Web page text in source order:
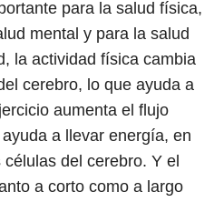
para la salud física,
mental y para la salud
la actividad física cambia
cerebro, lo que ayuda a
aumenta el flujo
a llevar energía, en
del cerebro. Y el
a corto como a largo